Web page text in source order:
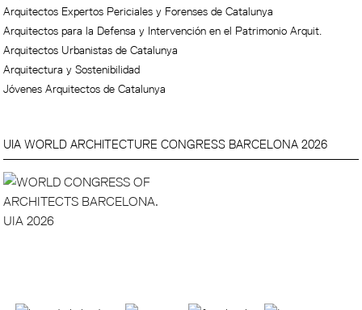
Arquitectos Expertos Periciales y Forenses de Catalunya
Arquitectos para la Defensa y Intervención en el Patrimonio Arquit.
Arquitectos Urbanistas de Catalunya
Arquitectura y Sostenibilidad
Jóvenes Arquitectos de Catalunya
UIA WORLD ARCHITECTURE CONGRESS BARCELONA 2026